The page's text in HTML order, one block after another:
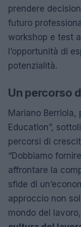
prendere
futuro
workshop e test
l’opportunità di
potenzialità.
Un percorso
Mariano Berriola,
Education”,
percorsi di
“Dobbiamo
affrontare la
sfide di
approccio non
mondo del